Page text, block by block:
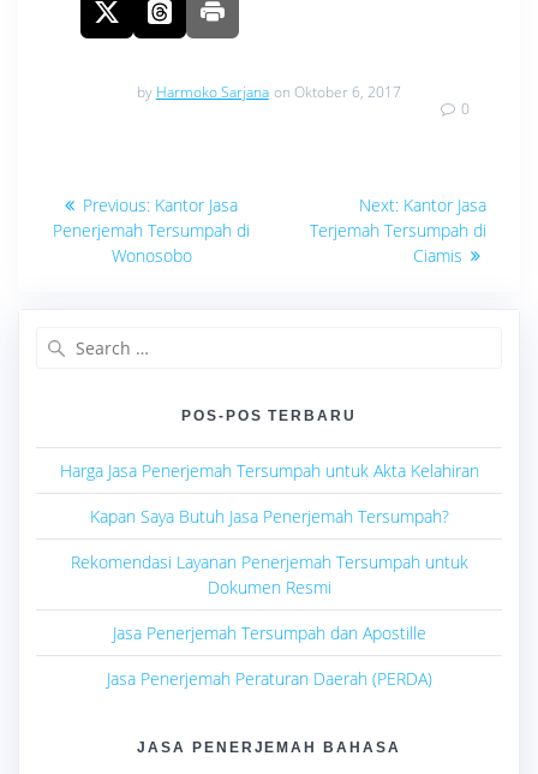
by Harmoko Sarjana on Oktober 6, 2017
0
Navigasi
pos
Previous: Previous
post:
Kantor Jasa
Penerjemah Tersumpah di
Wonosobo
Next: Next
post:
Kantor Jasa
Terjemah Tersumpah di
Ciamis
POS-POS TERBARU
Harga Jasa Penerjemah Tersumpah untuk Akta Kelahiran
Kapan Saya Butuh Jasa Penerjemah Tersumpah?
Rekomendasi Layanan Penerjemah Tersumpah untuk
Dokumen Resmi
Jasa Penerjemah Tersumpah dan Apostille
Jasa Penerjemah Peraturan Daerah (PERDA)
JASA PENERJEMAH BAHASA